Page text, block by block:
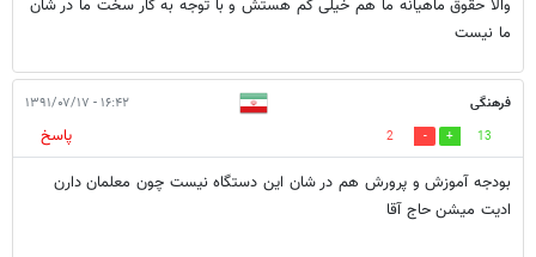
والا حقوق ماهیانه ما هم خیلی کم هستش و با توجه به کار سخت ما در شان
ما نیست
فرهنگی ۱۶:۴۲ - ۱۳۹۱/۰۷/۱۷
13
2
پاسخ
بودجه آموزش و پرورش هم در شان این دستگاه نیست چون معلمان دارن
ادیت میشن حاج آقا